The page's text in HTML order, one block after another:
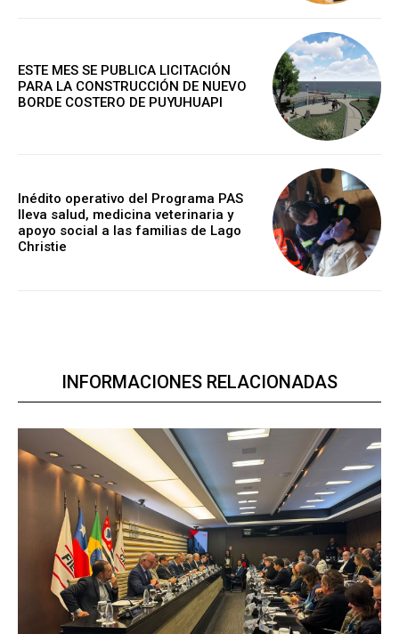
ESTE MES SE PUBLICA LICITACIÓN
PARA LA CONSTRUCCIÓN DE NUEVO
BORDE COSTERO DE PUYUHUAPI
Inédito operativo del Programa PAS
lleva salud, medicina veterinaria y
apoyo social a las familias de Lago
Christie
INFORMACIONES RELACIONADAS